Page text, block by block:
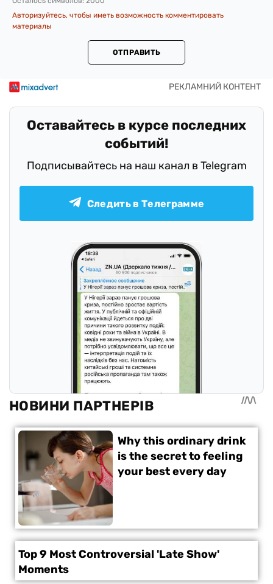
Авторизуйтесь, чтобы иметь возможность комментировать
материалы
ОТПРАВИТЬ
Оставайтесь в курсе последних
событий!
Подписывайтесь на наш канал в Telegram
Следить в Телеграмме